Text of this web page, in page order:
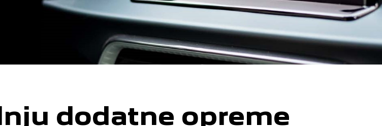
dodatne opreme